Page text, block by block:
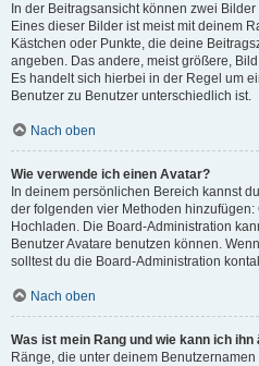
In der Beitragsansicht können zwei
Eines dieser Bilder ist meist mit deinem
Kästchen oder Punkte, die deine
angeben. Das andere, meist größere,
Es handelt sich hierbei in der Regel um
Benutzer zu Benutzer unterschiedlich ist.
Nach oben
Wie verwende ich einen Avatar?
In deinem persönlichen Bereich kannst
der folgenden vier Methoden hinzufügen:
Hochladen. Die Board-Administration
Benutzer Avatare benutzen können.
solltest du die Board-Administration
Nach oben
Was ist mein Rang und wie kann ich ihn
Ränge, die unter deinem